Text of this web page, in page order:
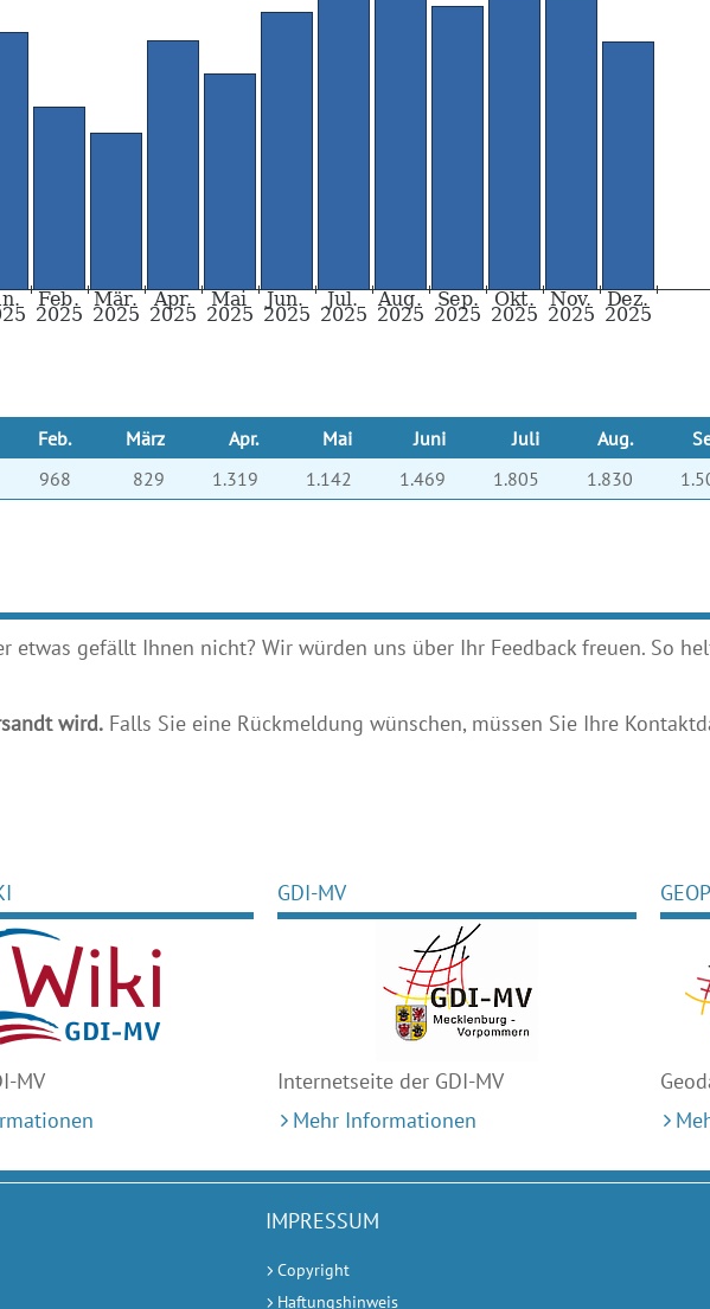
Feb. März Apr. Mai Juni Juli Aug.
968
829 1.319 1.142 1.469 1.805 1.830
etwas gefällt Ihnen nicht? Wir würden uns über Ihr Feedback freuen. So
wird.Falls Sie eine Rückmeldung wünschen, müssen Sie Ihre
MV
GDI-MV
Internetseite der GDI-MV
Mehr Informationen
IMPRESSUM
Copyright
Haftungshinweis